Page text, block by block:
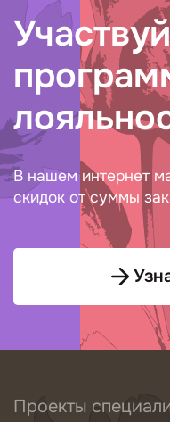
В нашем интернет
скидок от суммы
Проекты